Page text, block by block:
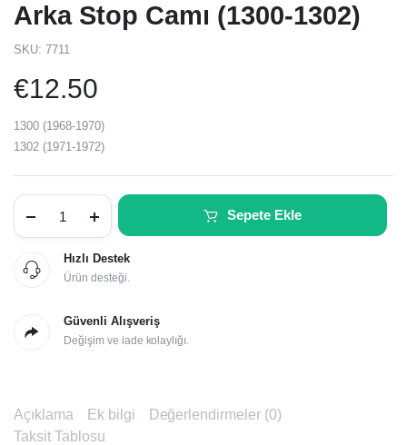
Arka Stop Camı (1300-1302)
SKU: 7711
€12.50
1300 (1968-1970)
1302 (1971-1972)
Stop
(1300-
1302)
quantity
Sepete Ekle
Hızlı Destek
Ürün desteği.
Güvenli Alışveriş
Değişim ve iade kolaylığı.
Açıklama Ek bilgi
Değerlendirmeler (0)
Taksit Tablosu